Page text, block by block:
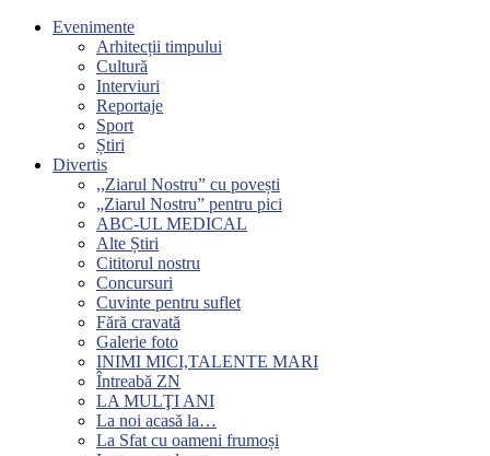
Evenimente
Arhitecții timpului
Cultură
Interviuri
Reportaje
Sport
Știri
Divertis
,,Ziarul Nostru” cu povești
„Ziarul Nostru” pentru pici
ABC-UL MEDICAL
Alte Știri
Cititorul nostru
Concursuri
Cuvinte pentru suflet
Fără cravată
Galerie foto
INIMI MICI,TALENTE MARI
Întreabă ZN
LA MULŢI ANI
La noi acasă la…
La Sfat cu oameni frumoși